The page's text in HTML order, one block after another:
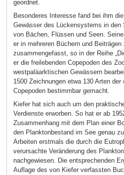
geordnet.
Besonderes Interesse fand bei ihm
Gewässer des Lückensystems in den
von Bächen, Flüssen und Seen.
er in mehreren Büchern und Beiträgen
zusammengefasst, so in der Reihe
er die freilebenden Copepoden des
westpaläarktischen Gewässern
1500 Zeichnungen etwa 130 Arten
Copepoden bestimmbar gemacht.
Kiefer hat sich auch um den
Verdienste erworben. So hat er ab
Zusammenhang mit dem Plan einer
den Planktonbestand im See genau
Arbeiten erstmals die durch die
verursachte Veränderung des
nachgewiesen. Die entsprechenden
Auflage des von Kiefer verfassten